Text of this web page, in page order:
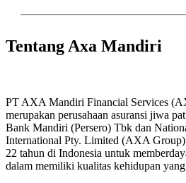
Tentang Axa Mandiri
PT AXA Mandiri Financial Services
merupakan perusahaan asuransi jiwa
Bank Mandiri (Persero) Tbk dan
International Pty. Limited (AXA
22 tahun di Indonesia untuk
dalam memiliki kualitas kehidupan